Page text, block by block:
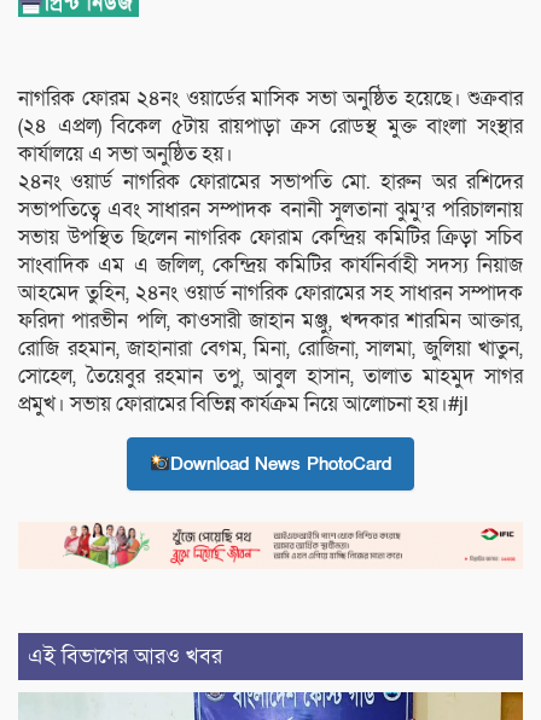
নাগরিক ফোরম ২৪নং ওয়ার্ডের মাসিক সভা অনুষ্ঠিত হয়েছে। শুক্রবার
(২৪ এপ্রল) বিকেল ৫টায় রায়পাড়া ক্রস রোডস্থ মুক্ত বাংলা সংস্থার
কার্যালয়ে এ সভা অনুষ্ঠিত হয়।
২৪নং ওয়ার্ড নাগরিক ফোরামের সভাপতি মো. হারুন অর রশিদের
সভাপতিত্বে এবং সাধারন সম্পাদক বনানী সুলতানা ঝুমু’র পরিচালনায়
সভায় উপস্থিত ছিলেন নাগরিক ফোরাম কেন্দ্রিয় কমিটির ক্রিড়া সচিব
সাংবাদিক এম এ জলিল, কেন্দ্রিয় কমিটির কার্যনির্বাহী সদস্য নিয়াজ
আহমেদ তুহিন, ২৪নং ওয়ার্ড নাগরিক ফোরামের সহ সাধারন সম্পাদক
ফরিদা পারভীন পলি, কাওসারী জাহান মঞ্জু, খন্দকার শারমিন আক্তার,
রোজি রহমান, জাহানারা বেগম, মিনা, রোজিনা, সালমা, জুলিয়া খাতুন,
সোহেল, তৈয়েবুর রহমান তপু, আবুল হাসান, তালাত মাহমুদ সাগর
প্রমুখ। সভায় ফোরামের বিভিন্ন কার্যক্রম নিয়ে আলোচনা হয়।#jl
Download News PhotoCard
এই বিভাগের আরও খবর